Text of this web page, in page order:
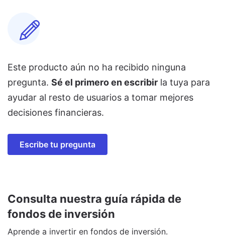
Este producto aún no ha recibido ninguna
pregunta. Sé el primero en escribir la tuya para
ayudar al resto de usuarios a tomar mejores
decisiones financieras.
Escribe tu pregunta
Consulta nuestra guía rápida de
fondos de inversión
Aprende a invertir en fondos de inversión.